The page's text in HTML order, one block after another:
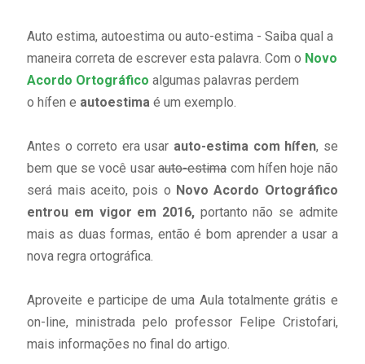
Auto estima, autoestima ou auto-estima - Saiba qual a
maneira correta de escrever esta palavra. Com o Novo
Acordo Ortográfico algumas palavras perdem
o hífen e autoestima é um exemplo.
Antes o correto era usar auto-estima com hífen, se
bem que se você usarauto-estimacom hífen hoje não
será mais aceito, pois o Novo Acordo Ortográfico
entrou em vigor em 2016, portanto não se admite
mais as duas formas, então é bom aprender a usar a
nova regra ortográfica.
Aproveite e participe de uma Aula totalmente grátis e
on-line, ministrada pelo professor Felipe Cristofari,
mais informações no final do artigo.